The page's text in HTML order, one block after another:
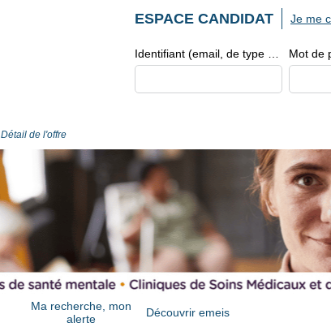
ESPACE CANDIDAT
Mot de
Je me
Détail de l'offre
Ma recherche, mon
alerte
Découvrir emeis